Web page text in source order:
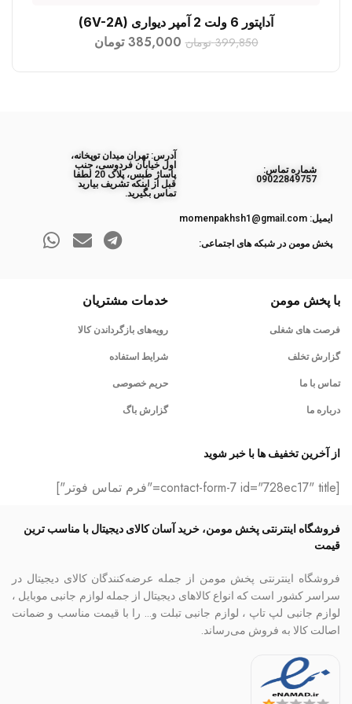
افزودن به سبد خرید
آداپتور 6 ولت 2 آمپر دیواری (6V-2A)
399,850 تومان 385,000 تومان
ﺷﻤﺎره ﺗﻤﺎس:
09022849757
آدرس: تهران میدان توپخانه،
اول خیابان فردوسی، جنب
پاساژ طبس، پلاک 20 لطفا
قبل از اینکه تشریف بیارید
تماس بگیرید.
ایمیل: momenpakhsh1@gmail.com
پخش مومن در شبکه های اجتماعی:
با پخش مومن
فرصت های شغلی
گزارش تخلف
تماس با ما
درباره ما
خدمات مشتریان
رویه‌های بازگرداندن کالا
شرایط استفاده
حریم خصوصی
گزارش باگ
از آخرین تخفیف ها با خبر شوید
[contact-form-7 id="728ec17" title="فرم تماس فوتر"]
فروشگاه اینترنتی پخش مومن، خرید آسان کالای دیجیتال با مناسب ترین
قیمت
فروشگاه اینترنتی پخش مومن از جمله عرضه‌کنندگان کالای دیجیتال در
سراسر کشور است که انواع کالاهای دیجیتال از جمله لوازم جانبی موبایل ،
لوازم جانبی لپ تاپ ، لوازم جانبی تبلت و… را با قیمت مناسب و ضمانت
اصالت کالا به فروش می‌رساند.